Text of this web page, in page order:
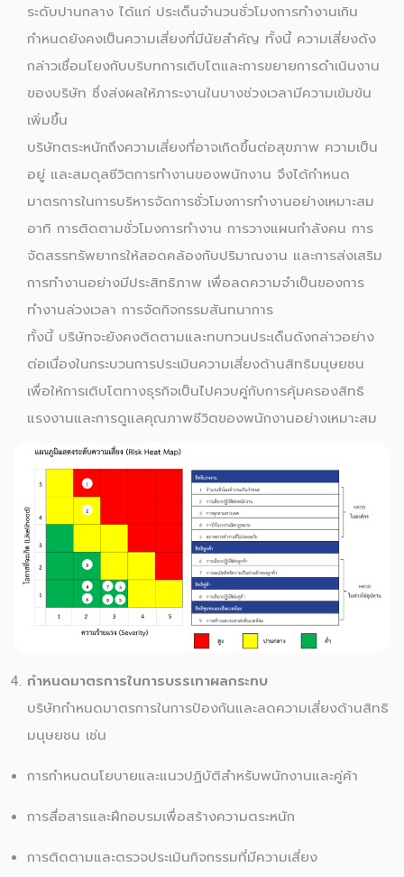
ระดับปานกลาง ได้แก่ ประเด็นจำนวนชั่วโมงการทำงานเกิน
กำหนดยังคงเป็นความเสี่ยงที่มีนัยสำคัญ ทั้งนี้ ความเสี่ยงดัง
กล่าวเชื่อมโยงกับบริบทการเติบโตและการขยายการดำเนินงาน
ของบริษัท ซึ่งส่งผลให้ภาระงานในบางช่วงเวลามีความเข้มข้น
เพิ่มขึ้น
บริษัทตระหนักถึงความเสี่ยงที่อาจเกิดขึ้นต่อสุขภาพ ความเป็น
อยู่ และสมดุลชีวิตการทำงานของพนักงาน จึงได้กำหนด
มาตรการในการบริหารจัดการชั่วโมงการทำงานอย่างเหมาะสม
อาทิ การติดตามชั่วโมงการทำงาน การวางแผนกำลังคน การ
จัดสรรทรัพยากรให้สอดคล้องกับปริมาณงาน และการส่งเสริม
การทำงานอย่างมีประสิทธิภาพ เพื่อลดความจำเป็นของการ
ทำงานล่วงเวลา การจัดกิจกรรมสันทนาการ
ทั้งนี้ บริษัทจะยังคงติดตามและทบทวนประเด็นดังกล่าวอย่าง
ต่อเนื่องในกระบวนการประเมินความเสี่ยงด้านสิทธิมนุษยชน
เพื่อให้การเติบโตทางธุรกิจเป็นไปควบคู่กับการคุ้มครองสิทธิ
แรงงานและการดูแลคุณภาพชีวิตของพนักงานอย่างเหมาะสม
กำหนดมาตรการในการบรรเทาผลกระทบ
บริษัทกำหนดมาตรการในการป้องกันและลดความเสี่ยงด้านสิทธิ
มนุษยชน เช่น
การกำหนดนโยบายและแนวปฏิบัติสำหรับพนักงานและคู่ค้า
การสื่อสารและฝึกอบรมเพื่อสร้างความตระหนัก
การติดตามและตรวจประเมินกิจกรรมที่มีความเสี่ยง